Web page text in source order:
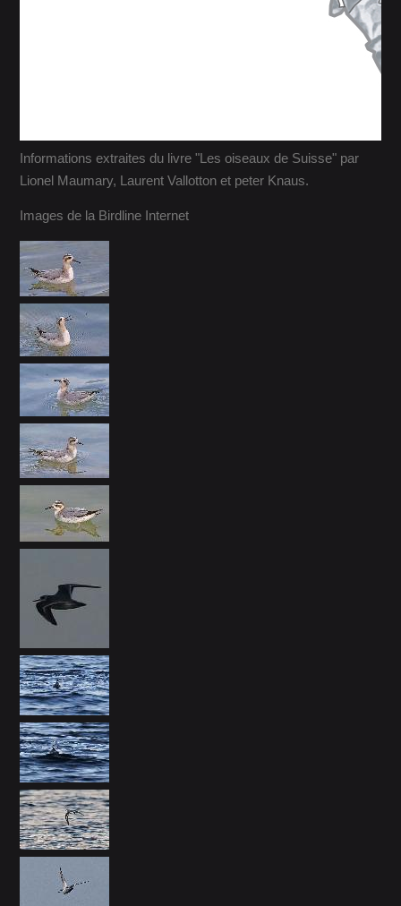
Informations extraites du livre "Les oiseaux de Suisse" par
Lionel Maumary, Laurent Vallotton et peter Knaus.
Images de la Birdline Internet